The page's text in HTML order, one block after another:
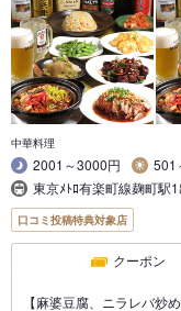
中華料理
2001～3000円
501
東京ﾒﾄﾛ有楽町線麹町駅
口コミ投稿特典対象店
クーポン
【麻婆豆腐、ニラレバ